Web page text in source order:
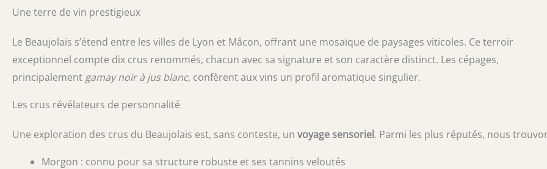
Une terre de vin prestigieux
Le Beaujolais s’étend entre les villes de Lyon et Mâcon, offrant une mosaïque de paysages viticoles. Ce terroir
exceptionnel compte dix crus renommés, chacun avec sa signature et son caractère distinct. Les cépages,
principalement gamay noir à jus blanc, confèrent aux vins un profil aromatique singulier.
Les crus révélateurs de personnalité
Une exploration des crus du Beaujolais est, sans conteste, un voyage sensoriel. Parmi les plus réputés, nous
Morgon : connu pour sa structure robuste et ses tannins veloutés